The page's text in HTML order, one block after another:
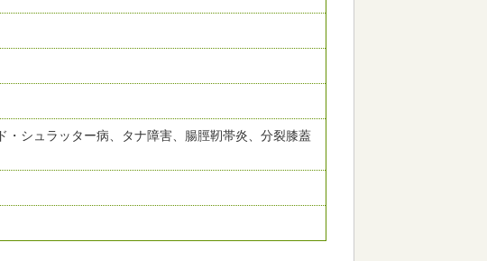
シュラッター病、タナ障害、腸脛靭帯炎、分裂膝蓋